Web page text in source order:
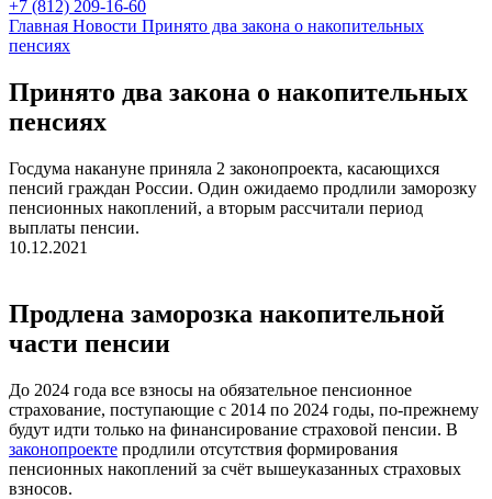
+7 (812) 209-16-60
Главная Новости Принято два закона о накопительных
пенсиях
Принято два закона о накопительных
пенсиях
Госдума накануне приняла 2 законопроекта, касающихся
пенсий граждан России. Один ожидаемо продлили заморозку
пенсионных накоплений, а вторым рассчитали период
выплаты пенсии.
10.12.2021
Продлена заморозка накопительной
части пенсии
До 2024 года все взносы на обязательное пенсионное
страхование, поступающие с 2014 по 2024 годы, по-прежнему
будут идти только на финансирование страховой пенсии. В
законопроекте продлили отсутствия формирования
пенсионных накоплений за счёт вышеуказанных страховых
взносов.